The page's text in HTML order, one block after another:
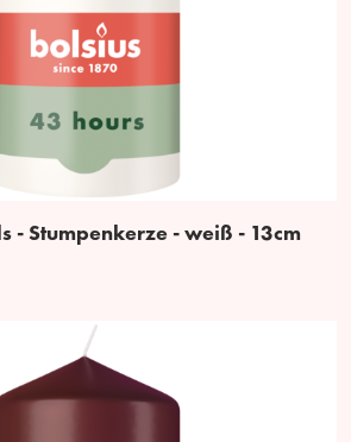
- Stumpenkerze - weiß - 13cm